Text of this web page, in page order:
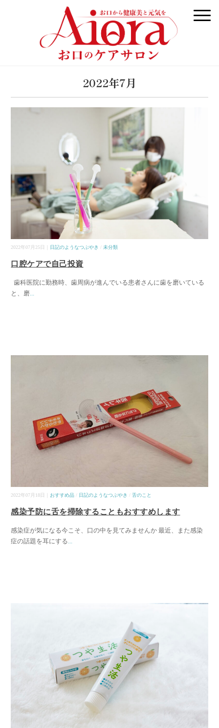
2022年7月
2022年07月25日｜ 日記のようなつぶやき /未分類
口腔ケアで自己投資
歯科医院に勤務時、歯周病が進んでいる患者さんに歯を磨いている
と、磨...
2022年07月18日｜ おすすめ品 / 日記のようなつぶやき /舌のこと
感染予防に舌を掃除することもおすすめします
感染症が気になる今こそ、口の中を見てみませんか 最近、また感染
症の話題を耳にする